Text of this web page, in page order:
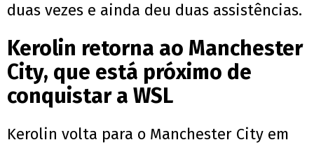
duas vezes e ainda deu duas assistências.
Kerolin retorna ao Manchester
City, que está próximo de
conquistar a WSL
Kerolin volta para o Manchester City em